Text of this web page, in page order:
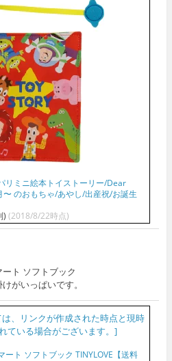
リミニ絵本トイストーリー/Dear
のおもちゃ/あやし/出産祝/お誕生
) (2018/8/22時点)
ト ソフトブック
がいっぱいです。
ト ソフトブック TINYLOVE【送料